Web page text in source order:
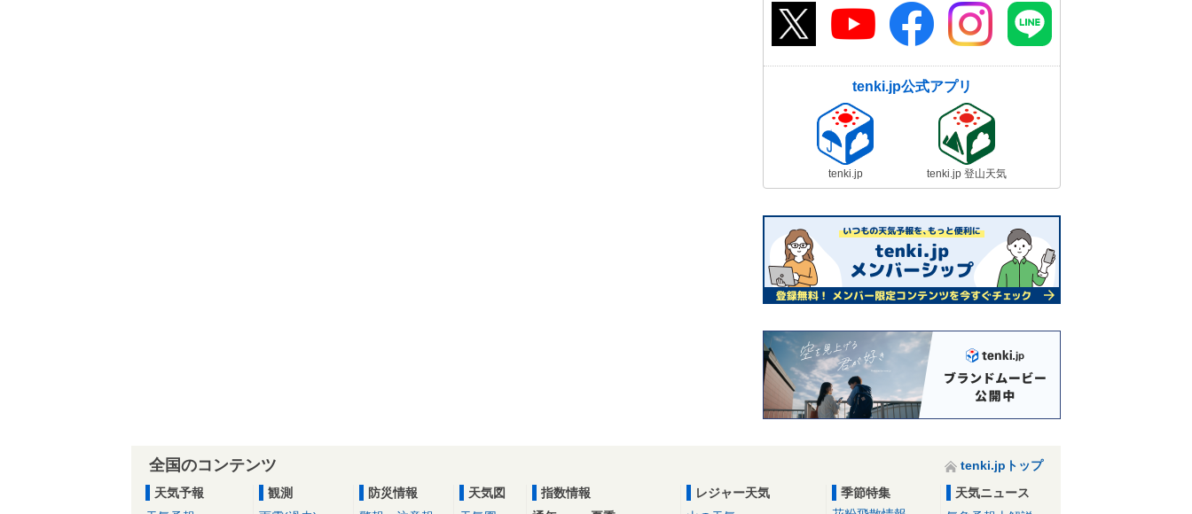
tenki.jp公式アプリ
tenki.jp tenki.jp 登山天気
全国のコンテンツ
tenki.jpトップ
天気予報
観測
防災情報
天気図
指数情報
レジャー天気
季節特集
天気ニュース